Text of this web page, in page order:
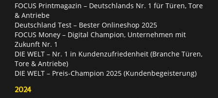
FOCUS Printmagazin – Deutschlands Nr. 1 für Türen, Tore
& Antriebe
Deutschland Test – Bester Onlineshop 2025
FOCUS Money – Digital Champion, Unternehmen mit
Zukunft Nr. 1
DIE WELT – Nr. 1 in Kundenzufriedenheit (Branche Türen,
Tore & Antriebe)
DIE WELT – Preis-Champion 2025 (Kundenbegeisterung)
2024